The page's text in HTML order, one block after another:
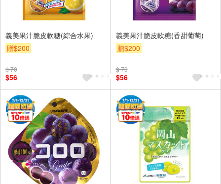
義美果汁脆皮軟糖(綜合水果)
贈$200
$ 70
$56
義美果汁脆皮軟糖(香甜葡萄)
贈$200
$ 70
$56